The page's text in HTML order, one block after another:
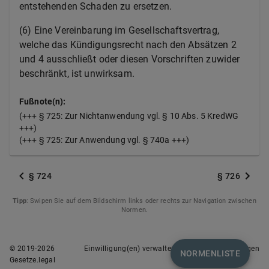
entstehenden Schaden zu ersetzen.
(6) Eine Vereinbarung im Gesellschaftsvertrag,
welche das Kündigungsrecht nach den Absätzen 2
und 4 ausschließt oder diesen Vorschriften zuwider
beschränkt, ist unwirksam.
Fußnote(n):
(+++ § 725: Zur Nichtanwendung vgl. § 10 Abs. 5 KredWG
+++)
(+++ § 725: Zur Anwendung vgl. § 740a +++)
§ 724 § 726
Tipp: Swipen Sie auf dem Bildschirm links oder rechts zur Navigation zwischen
Normen.
NORMENLISTE
© 2019-2026
Gesetze.legal
Einwilligung(en) verwalten Nutzungsbedingungen